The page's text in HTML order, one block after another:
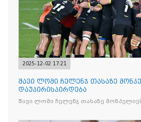
2025-12-02 17:21
შავი ლომი ჩელენჯ თასაზე
დაუპირისპირდება
შავი ლომი ჩელენჯ თასაზე